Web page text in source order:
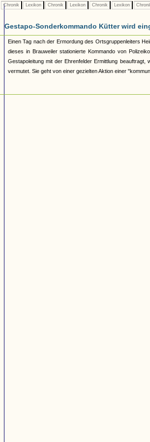
Chronik Lexikon Chronik Lexikon Chronik Lexikon
Gestapo-Sonderkommando Kütter wird
Einen Tag nach der Ermordung des Ortsgruppenleiters
dieses in Brauweiler stationierte Kommando von
Gestapoleitung mit der Ehrenfelder Ermittlung
vermutet. Sie geht von einer gezielten Aktion einer